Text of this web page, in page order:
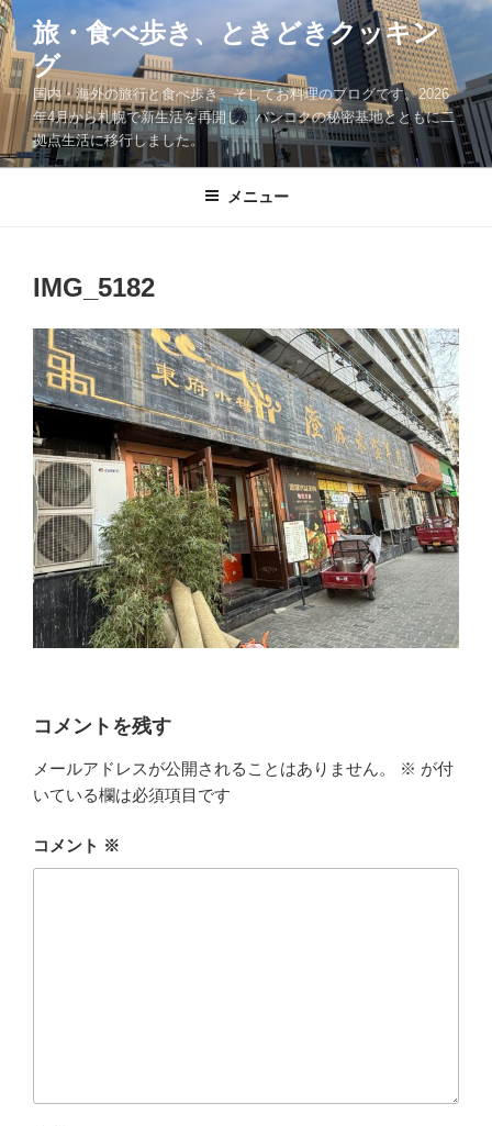
コ
ン
テ
ン
ツ
へ
ス
旅・食べ歩き、ときどきクッキン
グ
国内・海外の旅行と食べ歩き、そしてお料理のブログです。2026
年4月から札幌で新生活を再開し、バンコクの秘密基地とともに二
拠点生活に移行しました。
メニュー
IMG_5182
コメントを残す
メールアドレスが公開されることはありません。 ※ が付
いている欄は必須項目です
コメント ※